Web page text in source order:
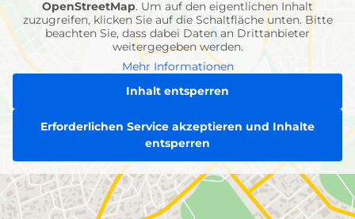
OpenStreetMap. Um auf den eigentlichen Inhalt
zuzugreifen, klicken Sie auf die Schaltfläche unten. Bitte
beachten Sie, dass dabei Daten an Drittanbieter
weitergegeben werden.
Mehr Informationen
Inhalt entsperren
Erforderlichen Service akzeptieren und Inhalte
entsperren